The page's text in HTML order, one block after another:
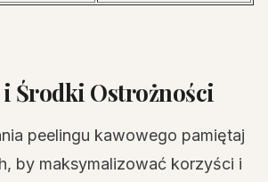
Środki Ostrożności
peelingu kawowego pamiętaj
by maksymalizować korzyści i